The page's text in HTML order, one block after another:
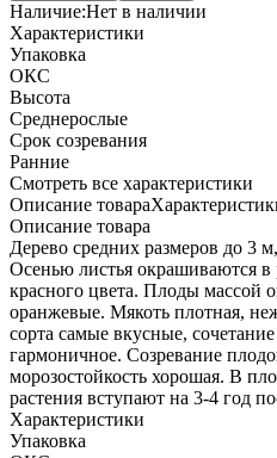
Наличие:Нет в наличии
Характеристики
Упаковка
ОКС
Высота
Среднерослые
Срок созревания
Ранние
Cмотреть все характеристики
Описание товара
Описание товара
Дерево средних размеров до 3
Осенью листья окрашиваются в
красного цвета. Плоды массой
оранжевые. Мякоть плотная,
сорта самые вкусные,
гармоничное. Созревание
морозостойкость хорошая. В
растения вступают на 3-4 год
Характеристики
Упаковка